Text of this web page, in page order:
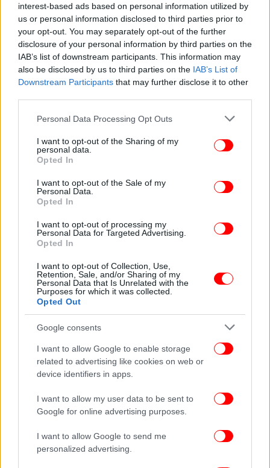
interest-based ads based on personal information utilized by
us or personal information disclosed to third parties prior to
your opt-out. You may separately opt-out of the further
disclosure of your personal information by third parties on the
IAB’s list of downstream participants. This information may
also be disclosed by us to third parties on the IAB’s List of
Downstream Participants that may further disclose it to other
Please note that this website/app uses one or more Google
not limited to your visit or usage behaviour. You may click to
grant or deny consent to Google and its third-party tags to
use your data for below specified purposes in below Google
consent section.
Personal Data Processing Opt Outs
I want to opt-out of the Sharing of my
personal data.
Opted In
I want to opt-out of the Sale of my
Personal Data.
Opted In
I want to opt-out of processing my
Personal Data for Targeted Advertising.
Opted In
I want to opt-out of Collection, Use,
Retention, Sale, and/or Sharing of my
Personal Data that Is Unrelated with the
Purposes for which it was collected.
Opted Out
Google consents
I want to allow Google to enable storage
related to advertising like cookies on web or
device identifiers in apps.
I want to allow my user data to be sent to
Google for online advertising purposes.
I want to allow Google to send me
personalized advertising.
Ο πρίγκιπας Χάρι με τη σύζυγό του Μέγκαν και τα δύο τους παιδιά
«Ήταν μια φανταστική επίσκεψη και φυσικά, ο
βασιλιάς χάρηκε πολύ που είδε τον εγγονό του και
γνώρισε για πρώτη φορά την εγγονή του» είχε
δηλώσει τότε η πηγή.
Ο πρίγκιπας Χάρι από την πλευρά του φαίνεται
επίσης πως επιθυμεί διακαώς να συμφιλιωθεί με
τον πατέρα του, παρά το γεγονός πως τα τελευταία
χρόνια υπάρχει μια πολυδιαφημισμένη